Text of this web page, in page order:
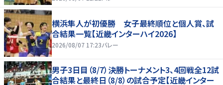
横浜隼人が初優勝 女子最終順位と個人賞、試
合結果一覧【近畿インターハイ2026】
2026/08/07 17:23バレー
男子3日目（8/7）決勝トーナメント3、4回戦全12試
合結果と最終日（8/8）の試合予定【近畿インター